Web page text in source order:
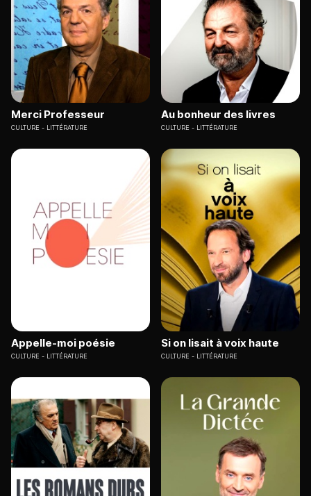
Merci Professeur
CULTURE LITTÉRATURE
Au bonheur des livres
CULTURE LITTÉRATURE
Appelle-moi poésie
CULTURE LITTÉRATURE
Si on lisait à voix haute
CULTURE LITTÉRATURE